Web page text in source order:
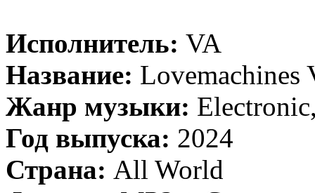
Исполнитель: VA
Название: Lovemachines
Жанр музыки:
Год выпуска: 2024
Страна: All World